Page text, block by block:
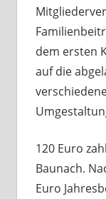
dem ersten
auf die
120 Euro
Baunach.
Euro